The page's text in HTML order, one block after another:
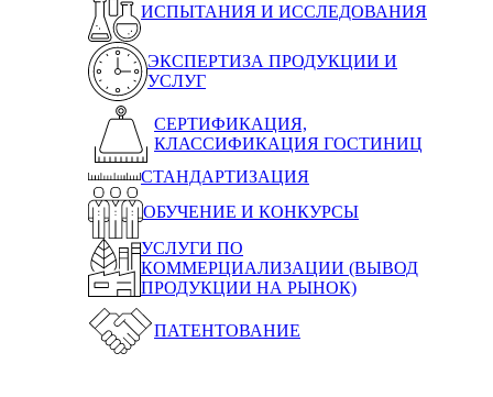
ИСПЫТАНИЯ И ИССЛЕДОВАНИЯ
ЭКСПЕРТИЗА ПРОДУКЦИИ И
УСЛУГ
СЕРТИФИКАЦИЯ,
КЛАССИФИКАЦИЯ ГОСТИНИЦ
СТАНДАРТИЗАЦИЯ
ОБУЧЕНИЕ И КОНКУРСЫ
УСЛУГИ ПО
КОММЕРЦИАЛИЗАЦИИ (ВЫВОД
ПРОДУКЦИИ НА РЫНОК)
ПАТЕНТОВАНИЕ